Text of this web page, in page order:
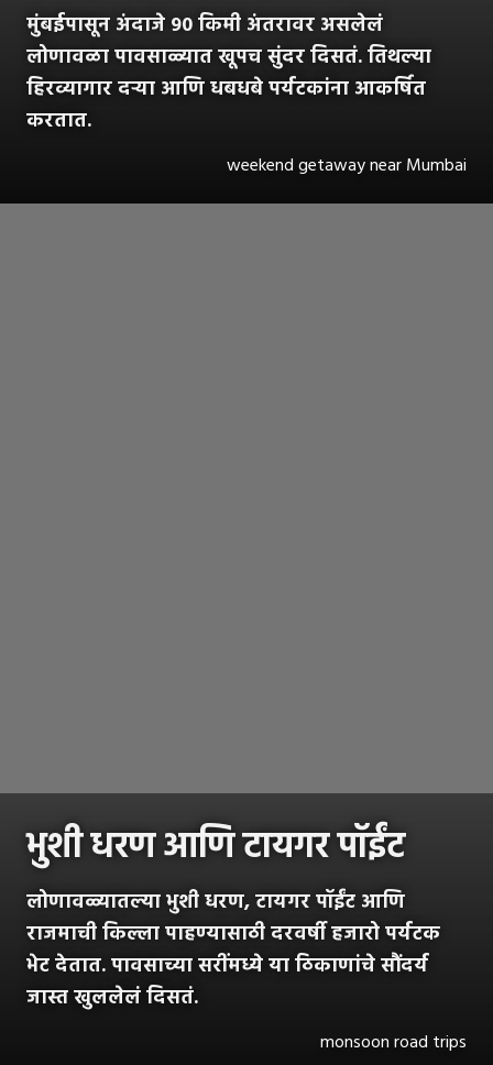
मुंबईपासून अंदाजे 90 किमी अंतरावर असलेलं
लोणावळा पावसाळ्यात खूपच सुंदर दिसतं. तिथल्या
हिरव्यागार दऱ्या आणि धबधबे पर्यटकांना आकर्षित
करतात.
weekend getaway near Mumbai
भुशी धरण आणि टायगर पॉईंट
लोणावळ्यातल्या भुशी धरण, टायगर पॉईंट आणि
राजमाची किल्ला पाहण्यासाठी दरवर्षी हजारो पर्यटक
भेट देतात. पावसाच्या सरींमध्ये या ठिकाणांचे सौंदर्य
जास्त खुललेलं दिसतं.
monsoon road trips